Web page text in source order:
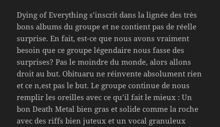
Dying of Everything s’inscrit dans la lignée des très
bons albums du groupe et ne contient pas de réelle
surprise. En fait, est-ce que nous avons vraiment
besoin que ce groupe légendaire nous fasse des
surprises? Pas le moindre du monde, alors allons
droit au but. Obituaru ne réinvente absolument rien
et ce n,est pas le but. Le groupe continue de nous
remplir les oreilles avec ce qu’il fait le mieux : Un
bon Death Metal bien gras et solide comme la roche
avec des riffs bien juteux et un vocal granuleux